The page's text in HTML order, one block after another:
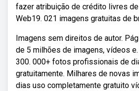
fazer atribuição de crédito livres
Web19. 021 imagens gratuitas de
Imagens sem direitos de autor.
de 5 milhões de imagens, vídeos
300. 000+ fotos profissionais de
gratuitamente. Milhares de novas
dias uso completamente gratuito